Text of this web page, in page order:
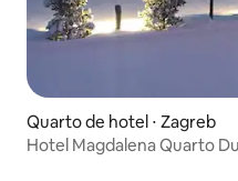
Quarto de hotel ⋅ Zagreb
Hotel Magdalena Quarto